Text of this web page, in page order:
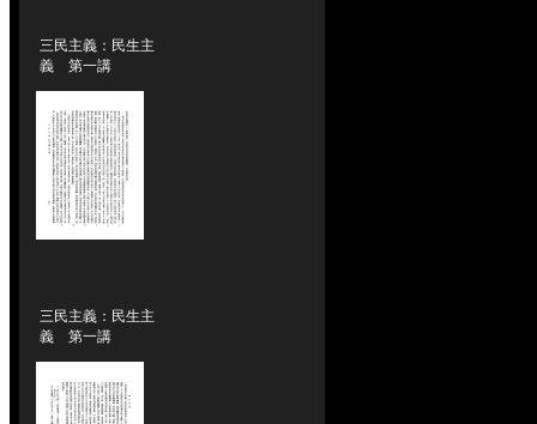
三民主義：民生主
義 第一講
三民主義：民生主
義 第一講